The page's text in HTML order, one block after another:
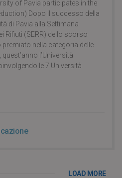
of Pavia participates in the
Dopo il successo della
di Pavia alla Settimana
Rifiuti (SERR) dello scorso
premiato nella categoria delle
l’Università
le 7 Università
LOAD MORE